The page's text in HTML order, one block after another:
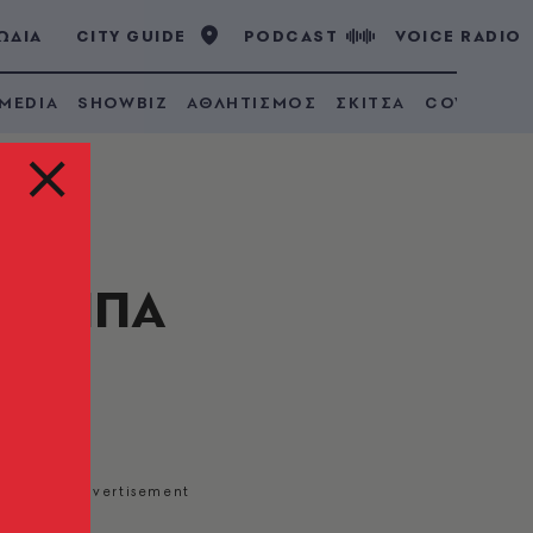
CITY GUIDE PODCAST VOICE RADIO
SHOWBIZ ΑΘΛΗΤΙΣΜΟΣ ΣΚΙΤΣΑ COVID 19
ΗΠΑ